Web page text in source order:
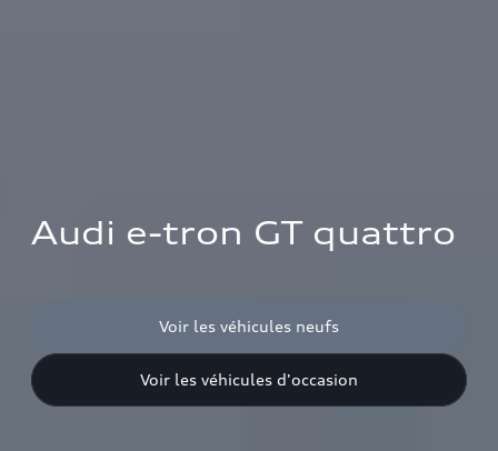
Audi e-tron GT quattro
Voir les véhicules neufs
Voir les véhicules d'occasion